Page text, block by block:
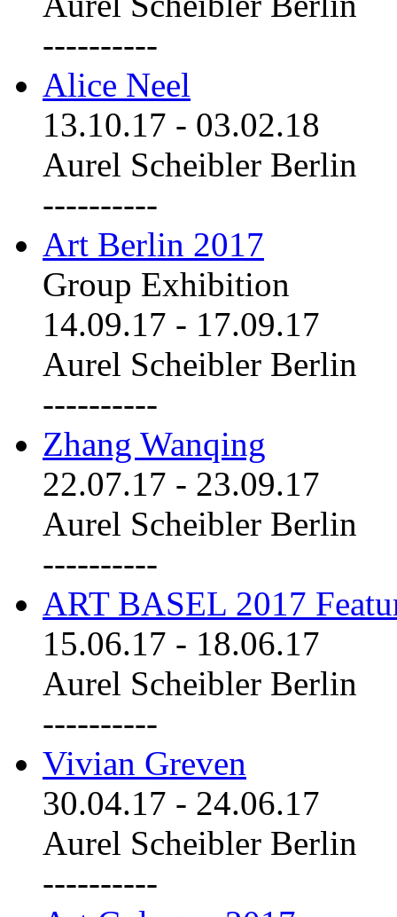
----------
Alice Neel
13.10.17 - 03.02.18
Aurel Scheibler Berlin
----------
Art Berlin 2017
Group Exhibition
14.09.17 - 17.09.17
Aurel Scheibler Berlin
----------
Zhang Wanqing
22.07.17 - 23.09.17
Aurel Scheibler Berlin
----------
ART BASEL 2017
15.06.17 - 18.06.17
Aurel Scheibler Berlin
----------
Vivian Greven
30.04.17 - 24.06.17
Aurel Scheibler Berlin
----------